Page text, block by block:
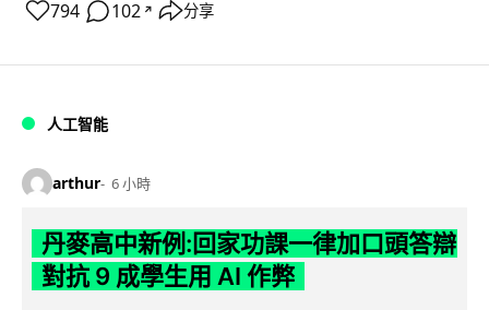
794 102 ↗ 分享
人工智能
arthur 6 小時
丹麥高中新例:回家功課一律加口頭答辯
對抗 9 成學生用 AI 作弊